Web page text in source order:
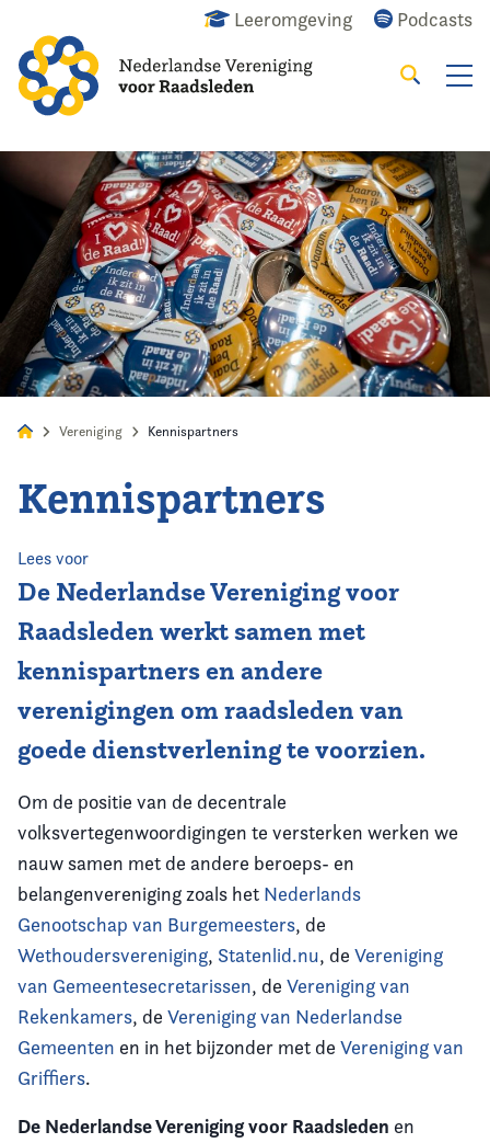
Leeromgeving Podcasts
Alles Nieuws Agenda Raadslid
Zoeken
Home
Agenda
Nieuws
Opleiding
Kennis & Informatie
Vereniging
Vereniging Kennispartners
Kennispartners
Lees voor
De Nederlandse Vereniging voor
Raadsleden werkt samen met
kennispartners en andere
verenigingen om raadsleden van
goede dienstverlening te voorzien.
Om de positie van de decentrale
volksvertegenwoordigingen te versterken werken we
nauw samen met de andere beroeps- en
belangenvereniging zoals het Nederlands
Genootschap van Burgemeesters, de
Wethoudersvereniging, Statenlid.nu, de Vereniging
van Gemeentesecretarissen, de Vereniging van
Rekenkamers, de Vereniging van Nederlandse
Gemeenten en in het bijzonder met de Vereniging van
Griffiers.
De Nederlandse Vereniging voor Raadsleden en